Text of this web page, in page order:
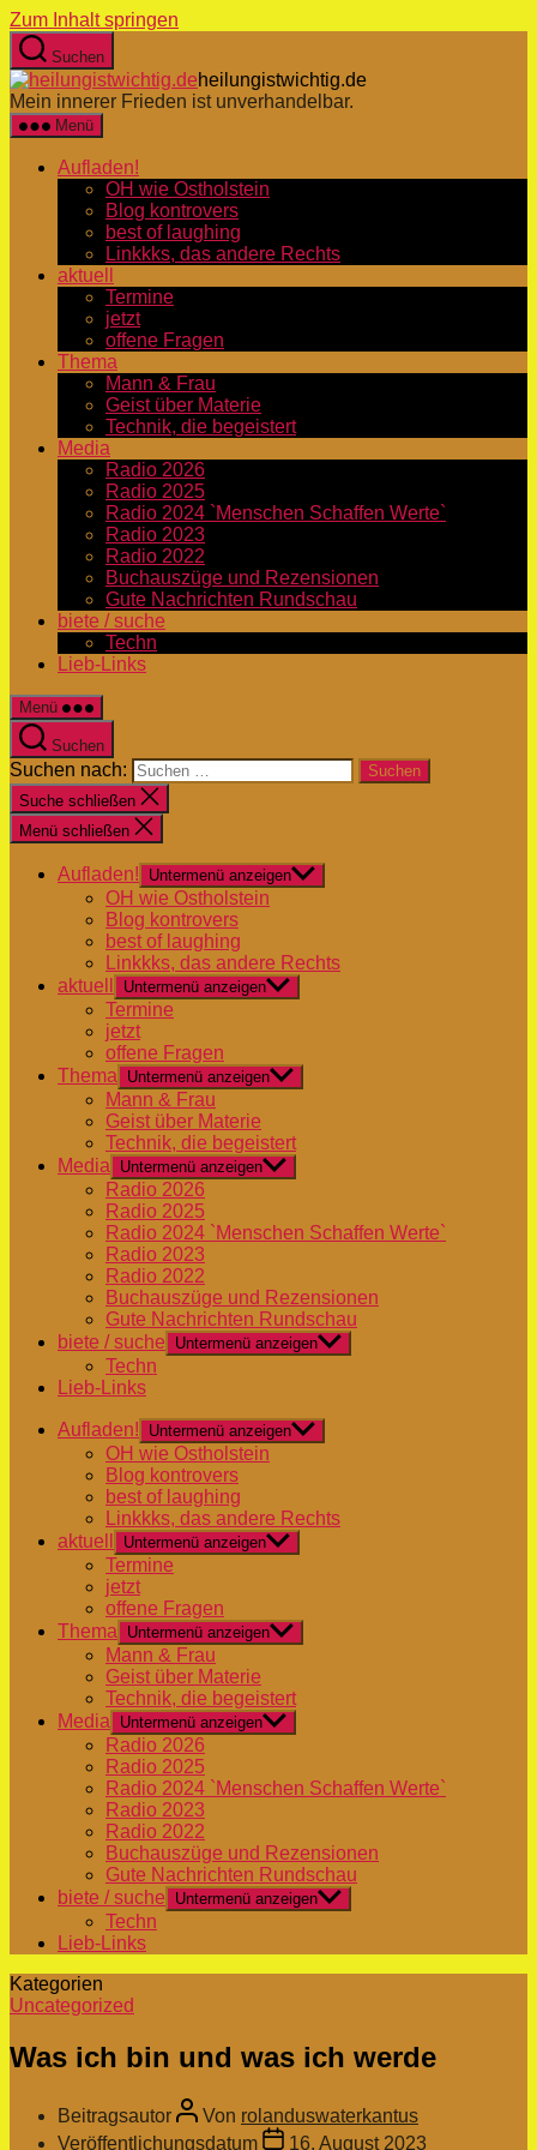
Zum Inhalt springen
Suchen
heilungistwichtig.de
Mein innerer Frieden ist unverhandelbar.
Menü
Aufladen!
OH wie Ostholstein
Blog kontrovers
best of laughing
Linkkks, das andere Rechts
aktuell
Termine
jetzt
offene Fragen
Thema
Mann & Frau
Geist über Materie
Technik, die begeistert
Media
Radio 2026
Radio 2025
Radio 2024 `Menschen Schaffen Werte`
Radio 2023
Radio 2022
Buchauszüge und Rezensionen
Gute Nachrichten Rundschau
biete / suche
Techn
Lieb-Links
Menü
Suchen
Suchen nach:
Suche schließen
Menü schließen
Aufladen! Untermenü anzeigen
OH wie Ostholstein
Blog kontrovers
best of laughing
Linkkks, das andere Rechts
aktuell
Untermenü anzeigen
Termine
jetzt
offene Fragen
Thema
Untermenü anzeigen
Mann & Frau
Geist über Materie
Technik, die begeistert
Media
Untermenü anzeigen
Radio 2026
Radio 2025
Radio 2024 `Menschen Schaffen Werte`
Radio 2023
Radio 2022
Buchauszüge und Rezensionen
Gute Nachrichten Rundschau
biete / suche
Untermenü anzeigen
Techn
Lieb-Links
Aufladen! Untermenü anzeigen
OH wie Ostholstein
Blog kontrovers
best of laughing
Linkkks, das andere Rechts
aktuell
Untermenü anzeigen
Termine
jetzt
offene Fragen
Thema
Untermenü anzeigen
Mann & Frau
Geist über Materie
Technik, die begeistert
Media
Untermenü anzeigen
Radio 2026
Radio 2025
Radio 2024 `Menschen Schaffen Werte`
Radio 2023
Radio 2022
Buchauszüge und Rezensionen
Gute Nachrichten Rundschau
biete / suche
Untermenü anzeigen
Techn
Lieb-Links
Kategorien
Uncategorized
Was ich bin und was ich werde
Beitragsautor Von rolanduswaterkantus
Veröffentlichungsdatum
16. August 2023